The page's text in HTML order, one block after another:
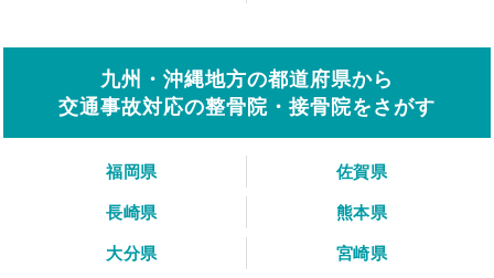
九州・沖縄地方の都道府県から
交通事故対応の整骨院・接骨院をさがす
福岡県
佐賀県
長崎県
熊本県
大分県
宮崎県